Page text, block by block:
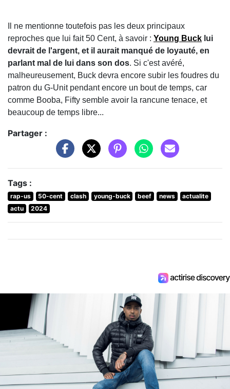
Il ne mentionne toutefois pas les deux principaux
reproches que lui fait 50 Cent, à savoir : Young Buck lui
devrait de l'argent, et il aurait manqué de loyauté, en
parlant mal de lui dans son dos. Si c'est avéré,
malheureusement, Buck devra encore subir les foudres du
patron du G-Unit pendant encore un bout de temps, car
comme Booba, Fifty semble avoir la rancune tenace, et
beaucoup de temps libre...
Partager :
Tags :
rap-us 50-cent clash young-buck beef news
actualite
actu
2024